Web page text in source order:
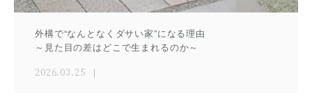
外構で“なんとなくダサい家”になる理由
～見た目の差はどこで生まれるのか～
2026.03.25